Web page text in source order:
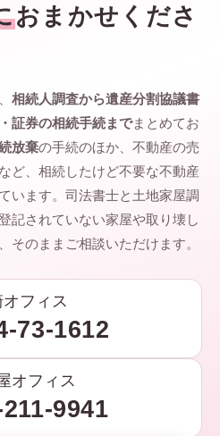
おまかせくださ
相続人調査から遺産分割協議書
証券の相続手続までまとめてお
放棄の手続のほか、不動産の売
ど、相続したけど不要な不動産
います。司法書士と土地家屋調
記されていない家屋や取り壊し
そのままご相談いただけます。
オフィス
73-1612
オフィス
9941